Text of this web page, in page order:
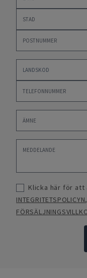
Klicka här för att
INTEGRITETSPOLICYN,